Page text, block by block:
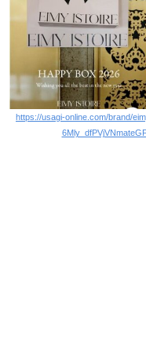
https://usagi-online.com/brand/